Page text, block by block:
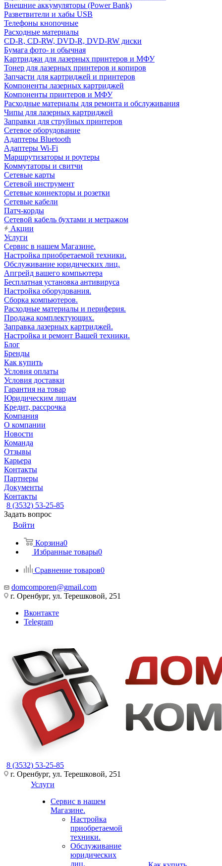
Внешние аккумуляторы (Power Bank)
Разветвители и хабы USB
Телефоны кнопочные
Расходные материалы
CD-R, CD-RW, DVD-R, DVD-RW диски
Бумага фото- и обычная
Картриджи для лазерных принтеров и МФУ
Тонер для лазерных принтеров и копиров
Запчасти для картриджей и принтеров
Компоненты лазерных картриджей
Компоненты принтеров и МФУ
Расходные материалы для ремонта и обслуживания
Чипы для лазерных картриджей
Заправки для струйных принтеров
Сетевое оборудование
Адаптеры Bluetooth
Адаптеры Wi-Fi
Маршрутизаторы и роутеры
Коммутаторы и свитчи
Сетевые карты
Сетевой инструмент
Сетевые коннекторы и розетки
Сетевые кабели
Патч-корды
Сетевой кабель бухтами и метражом
Акции
Услуги
Сервис в нашем Магазине.
Настройка приобретаемой техники.
Обслуживание юридических лиц.
Апгрейд вашего компьютера
Бесплатная установка антивируса
Настройка оборудования.
Сборка компьютеров.
Расходные материалы и периферия.
Продажа комплектующих.
Заправка лазерных картриджей.
Настройка и ремонт Вашей техники.
Блог
Бренды
Как купить
Условия оплаты
Условия доставки
Гарантия на товар
Юридическим лицам
Кредит, рассрочка
Компания
О компании
Новости
Команда
Отзывы
Карьера
Контакты
Партнеры
Документы
Контакты
8 (3532) 53-25-85
Задать вопрос
Войти
Корзина0
Избранные товары0
Сравнение товаров0
domcomporen@gmail.com
г. Оренбург, ул. Терешковой, 251
Вконтакте
Telegram
8 (3532) 53-25-85
г. Оренбург, ул. Терешковой, 251
Услуги
Сервис в нашем
Магазине.
Настройка
приобретаемой
техники.
Обслуживание
юридических
лиц.